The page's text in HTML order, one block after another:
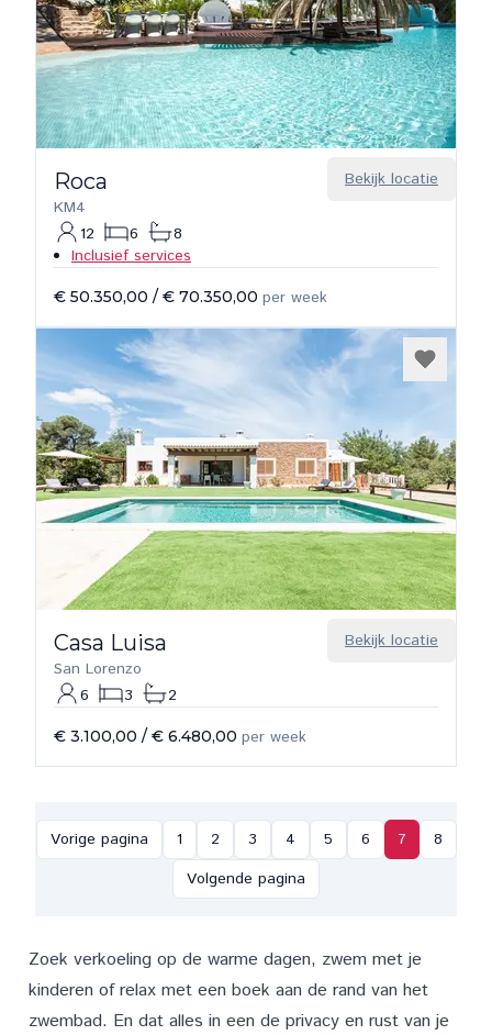
Bekijk locatie
Roca
KM4
12
6
8
Inclusief services
€ 50.350,00 / € 70.350,00 per week
Bekijk locatie
Casa Luisa
San Lorenzo
6
3 2
€ 3.100,00 / € 6.480,00 per week
Vorige pagina 1 2 3 4 5 6 7
8
Volgende pagina
Zoek verkoeling op de warme dagen, zwem met je
kinderen of relax met een boek aan de rand van het
zwembad. En dat alles in een de privacy en rust van je